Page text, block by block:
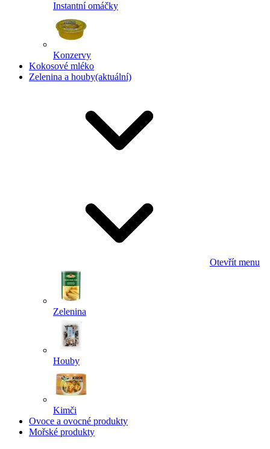
Instantní omáčky
Konzervy
Kokosové mléko
Zelenina a houby(aktuální)
Otevřít menu
Zelenina
Houby
Kimči
Ovoce a ovocné produkty
Mořské produkty